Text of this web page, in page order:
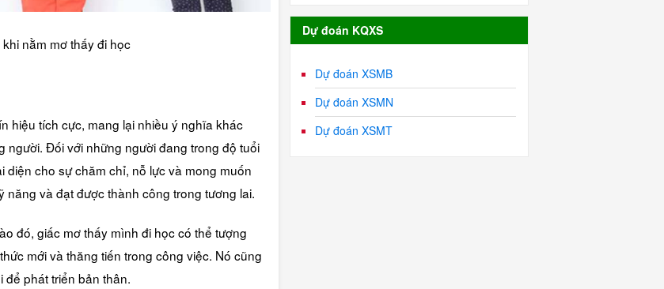
nằm mơ thấy đi học
hiệu tích cực, mang lại nhiều ý nghĩa khác
người. Đối với những người đang trong độ tuổi
cho sự chăm chỉ, nỗ lực và mong muốn
và đạt được thành công trong tương lai.
đó, giấc mơ thấy mình đi học có thể tượng
mới và thăng tiến trong công việc. Nó cũng
để phát triển bản thân.
Dự đoán KQXS
Dự đoán XSMB
Dự đoán XSMN
Dự đoán XSMT